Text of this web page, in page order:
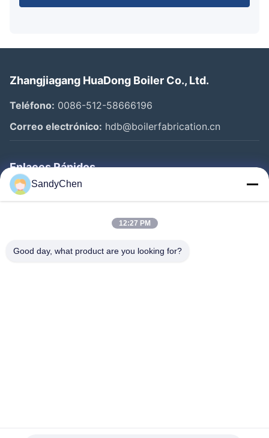
Zhangjiagang HuaDong Boiler Co., Ltd.
Teléfono: 0086-512-58666196
Correo electrónico: hdb@boilerfabrication.cn
Enlaces Rápidos
Hogar
Sobre Nosotros
SandyChen
12:27 PM
Good day, what product are you looking for?